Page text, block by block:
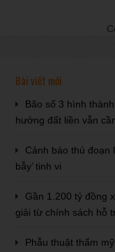
Bài viết mới
Bão số 3 hình
hưởng đất liền vẫn
Cảnh báo thủ đoạn
bẫy’ tinh vi
Gần 1.200 tỷ đồng
giải từ chính sách hỗ
Phẫu thuật thẩm